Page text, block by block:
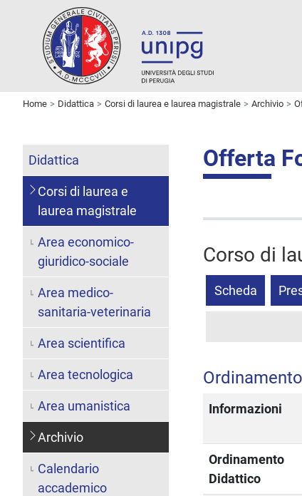
Home Didattica Corsi di laurea e laurea magistrale Archivio
Offerta
Corso di
Scheda
Informazioni
Ordinamento
Didattico
Didattica
Corsi di laurea e
laurea magistrale
Area economico-
giuridico-sociale
Area medico-
sanitaria-veterinaria
Area scientifica
Area tecnologica
Area umanistica
Archivio
Calendario
accademico